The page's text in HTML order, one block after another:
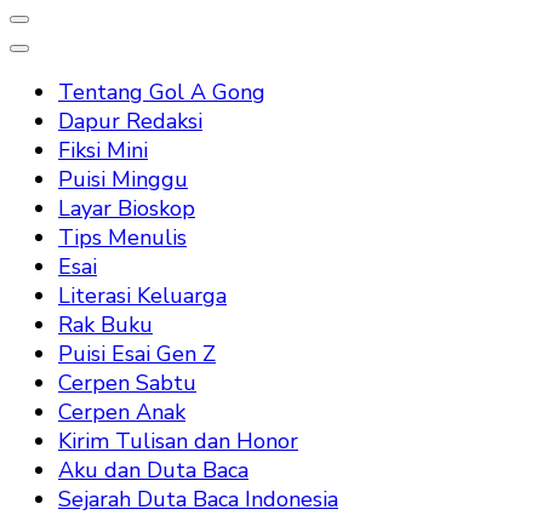
Tentang Gol A Gong
Dapur Redaksi
Fiksi Mini
Puisi Minggu
Layar Bioskop
Tips Menulis
Esai
Literasi Keluarga
Rak Buku
Puisi Esai Gen Z
Cerpen Sabtu
Cerpen Anak
Kirim Tulisan dan Honor
Aku dan Duta Baca
Sejarah Duta Baca Indonesia